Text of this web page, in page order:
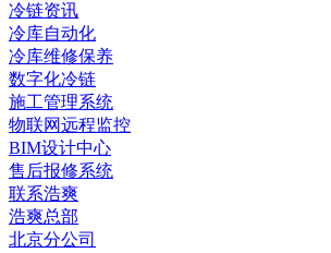
冷链资讯
冷库自动化
冷库维修保养
数字化冷链
施工管理系统
物联网远程监控
BIM设计中心
售后报修系统
联系浩爽
浩爽总部
北京分公司